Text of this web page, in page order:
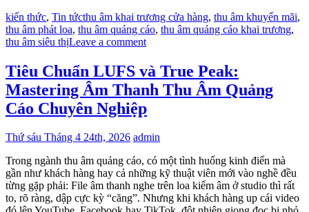
kiến thức, Tin tứcthu âm khai trương cửa hàng, thu âm khuyến mãi,
thu âm phát loa, thu âm quảng cáo, thu âm quảng cáo khai trương,
thu âm siêu thịLeave a comment
Tiêu Chuẩn LUFS và True Peak:
Mastering Âm Thanh Thu Âm Quảng
Cáo Chuyên Nghiệp
Thứ sáu Tháng 4 24th, 2026 admin
Trong ngành thu âm quảng cáo, có một tình huống kinh điển mà
gần như khách hàng hay cả những kỹ thuật viên mới vào nghề đều
từng gặp phải: File âm thanh nghe trên loa kiểm âm ở studio thì rất
to, rõ ràng, dập cực kỳ “căng”. Nhưng khi khách hàng up cái video